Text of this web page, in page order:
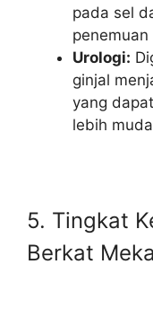
pada sel
Urologi:
ginjal
yang
lebih
5. Tingkat
Berkat